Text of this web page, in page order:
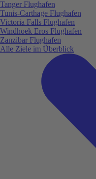
Tanger Flughafen
Tunis-Carthage Flughafen
Victoria Falls Flughafen
Windhoek Eros Flughafen
Zanzibar Flughafen
Alle Ziele im Überblick